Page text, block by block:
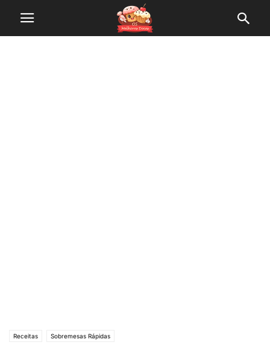
Receitas Sobremesas Rápidas